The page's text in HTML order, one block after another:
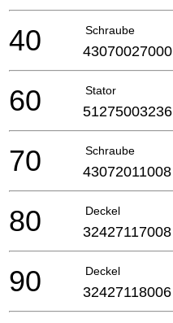
Schraube
40 43070027000
Stator
60 51275003236
Schraube
70 43072011008
Deckel
80 32427117008
Deckel
90 32427118006